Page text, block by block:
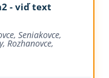
- viď text
Seniakovce,
Rozhanovce,